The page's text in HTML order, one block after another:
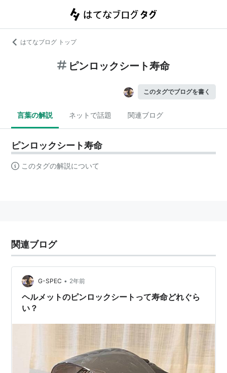
はてなブログ トップ
ピンロックシート寿命
このタグでブログを書く
言葉の解説 ネットで話題 関連ブログ
ピンロックシート寿命
このタグの解説について
関連ブログ
G-SPEC • 2年前
ヘルメットのピンロックシートって寿命どれぐら
い？